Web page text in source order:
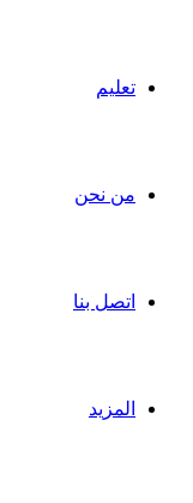
تعليم
من نحن
اتصل بنا
المزيد